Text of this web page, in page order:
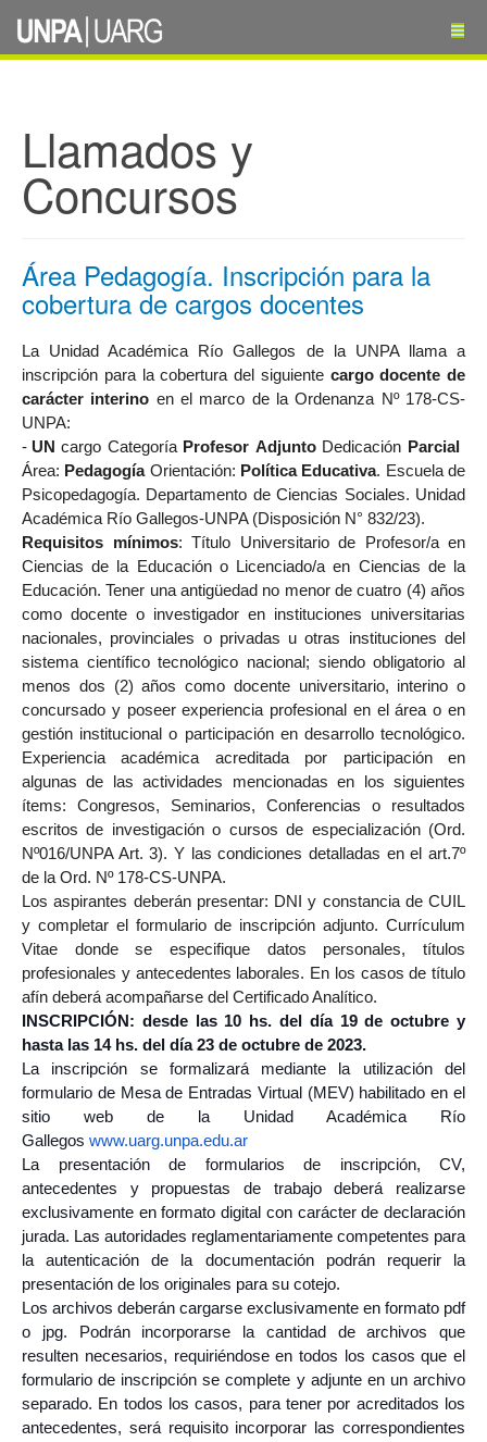
Llamados y
Concursos
Área Pedagogía. Inscripción para la
cobertura de cargos docentes
La Unidad Académica Río Gallegos de la UNPA llama a
inscripción para la cobertura del siguiente cargo docente de
carácter interino en el marco de la Ordenanza Nº 178-CS-
UNPA:
- UN cargo CategoríaProfesor AdjuntoDedicación Parcial
Área: Pedagogía Orientación: Política Educativa. Escuela de
Psicopedagogía. Departamento de Ciencias Sociales. Unidad
Académica Río Gallegos-UNPA (Disposición N° 832/23).
Requisitos mínimos: Título Universitario de Profesor/a en
Ciencias de la Educación o Licenciado/a en Ciencias de la
Educación. Tener una antigüedad no menor de cuatro (4) años
como docente o investigador en instituciones universitarias
nacionales, provinciales o privadas u otras instituciones del
sistema científico tecnológico nacional; siendo obligatorio al
menos dos (2) años como docente universitario, interino o
concursado y poseer experiencia profesional en el área o en
gestión institucional o participación en desarrollo tecnológico.
Experiencia académica acreditada por participación en
algunas de las actividades mencionadas en los siguientes
ítems: Congresos, Seminarios, Conferencias o resultados
escritos de investigación o cursos de especialización (Ord.
Nº016/UNPA Art. 3). Y las condiciones detalladas en el art.7º
de la Ord. Nº 178-CS-UNPA.
Los aspirantes deberán presentar: DNI y constancia de CUIL
y completar el formulario de inscripción adjunto. Currículum
Vitae donde se especifique datos personales, títulos
profesionales y antecedentes laborales. En los casos de título
afín deberá acompañarse del Certificado Analítico.
INSCRIPCIÓN: desde las 10 hs. del día 19 de octubre y
hasta las 14 hs. del día 23 de octubre de 2023.
La inscripción se formalizará mediante la utilización del
formulario de Mesa de Entradas Virtual (MEV) habilitado en el
sitio web de la Unidad Académica Río
Gallegos www.uarg.unpa.edu.ar
La presentación de formularios de inscripción, CV,
antecedentes y propuestas de trabajo deberá realizarse
exclusivamente en formato digital con carácter de declaración
jurada. Las autoridades reglamentariamente competentes para
la autenticación de la documentación podrán requerir la
presentación de los originales para su cotejo.
Los archivos deberán cargarse exclusivamente en formato pdf
o jpg. Podrán incorporarse la cantidad de archivos que
resulten necesarios, requiriéndose en todos los casos que el
formulario de inscripción se complete y adjunte en un archivo
separado. En todos los casos, para tener por acreditados los
antecedentes, será requisito incorporar las correspondientes